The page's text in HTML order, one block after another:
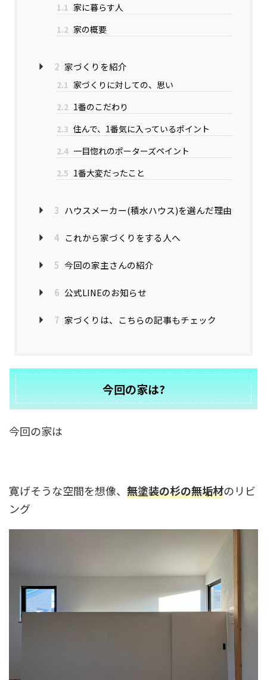
1.1 家に暮らす人
1.2 家の概要
2 家づくりを紹介
2.1 家づくりに対しての、思い
2.2 1番のこだわり
2.3 住んで、1番気に入っているポイント
2.4 一目惚れのポーターズペイント
2.5 1番大変だったこと
3 ハウスメーカー(積水ハウス)を選んだ理由
4 これから家づくりをする人へ
5 今回の家主さんの紹介
6 公式LINEのお知らせ
7 家づくりは、こちらの記事もチェック
今回の家は?
今回の家は
寛げそうな空間を想像、 無塗装の杉の無垢材のリビ
ング